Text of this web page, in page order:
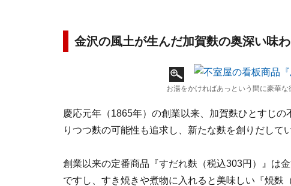
金沢の風土が生んだ加賀麩の奥深い味
お湯をかければあっという間に豪華な
慶応元年（1865年）の創業以来、加賀麩ひとすじ
りつつ麩の可能性も追求し、新たな麩を創りだして
創業以来の定番商品『すだれ麩（税込303円）』は
ですし、すき焼きや煮物に入れると美味しい『焼麩